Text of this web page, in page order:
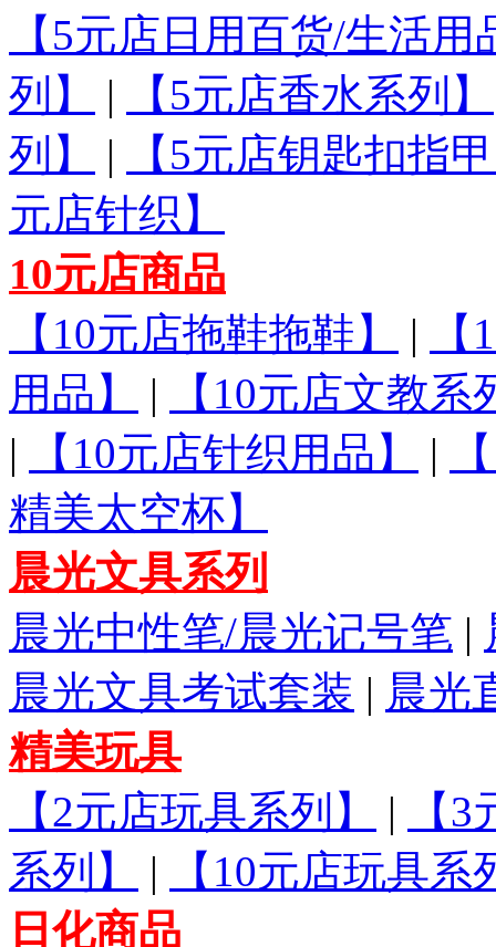
【5元店日用百货/生活
列】
| 【5元店香水系列】
列】
|
【5元店钥匙扣指
元店针织】
10元店商品
【10元店拖鞋拖鞋】
|
用品】
|
【10元店文教系
|
【10元店针织用品】 |
精美太空杯】
晨光文具系列
晨光中性笔/晨光记号笔 |
晨光文具考试套装 | 晨光
精美玩具
【2元店玩具系列】
|
【
系列】
|
【10元店玩具系
日化商品